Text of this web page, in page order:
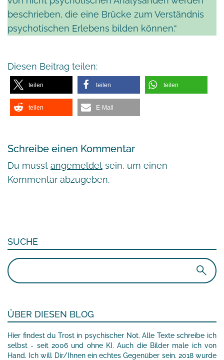
beschrieben, die eine Brücke zum Verständnis
psychotischen Erlebens bilden können.“
Diesen Beitrag teilen:
teilen teilen teilen
teilen E-Mail
Schreibe einen Kommentar
Du musst angemeldet sein, um einen
Kommentar abzugeben.
SUCHE
Suchen
nach:
ÜBER DIESEN BLOG
Hier findest du Trost in psychischer Not. Alle Texte schreibe ich
selbst - seit 2006 und ohne KI. Auch die Bilder male ich von
Hand. Ich will Dir/Ihnen ein echtes Gegenüber sein. 2018 wurde